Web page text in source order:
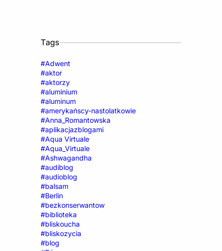
Tags
#Adwent
#aktor
#aktorzy
#aluminium
#aluminum
#amerykańscy-nastolatkowie
#Anna_Romantowska
#aplikacjazblogami
#Aqua Virtuale
#Aqua_Virtuale
#Ashwagandha
#audiblog
#audioblog
#balsam
#Berlin
#bezkonserwantow
#biblioteka
#bliskoucha
#bliskozycia
#blog